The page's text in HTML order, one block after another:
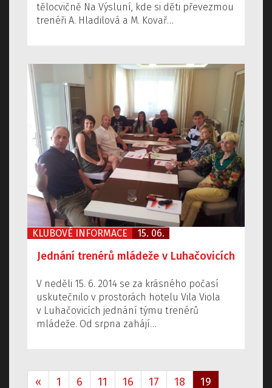
tělocvičně Na Výsluní, kde si děti převezmou
trenéři A. Hladilová a M. Kovař…
KLUBOVÉ INFORMACE 15. 06.
Jednání trenérů mládeže v Luhačovicích
V neděli 15. 6. 2014 se za krásného počasí
uskutečnilo v prostorách hotelu Vila Viola
v Luhačovicích jednání týmu trenérů
mládeže. Od srpna zahájí…
« 1 6 11 16 17 18 19